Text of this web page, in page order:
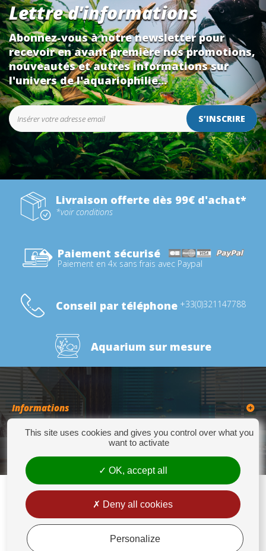
Lettre d'informations
Abonnez-vous à notre newsletter pour
recevoir en avant première nos promotions,
nouveautés et autres informations sur
l'univers de l'aquariophilie...
S’INSCRIRE
Livraison offerte dès 99€ d'achat*
*voir conditions
Paiement sécurisé
Paiement en 4x sans frais avec Paypal
Conseil par téléphone +33(0)321147788
Aquarium sur mesure
Informations
Catégories
276 Quater Route de la Bassée - 62300 LENS - Tél : +33(0)3 21 14 77 88 - Fax:
+33(0)3 21 14 77 89 - europrix@wanadoo.fr
This site uses cookies and gives you control over what you
want to activate
OK, accept all
Deny all cookies
Personalize